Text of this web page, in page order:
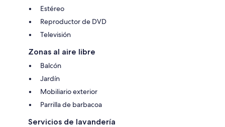
Estéreo
Reproductor de DVD
Televisión
Zonas al aire libre
Balcón
Jardín
Mobiliario exterior
Parrilla de barbacoa
Servicios de lavandería